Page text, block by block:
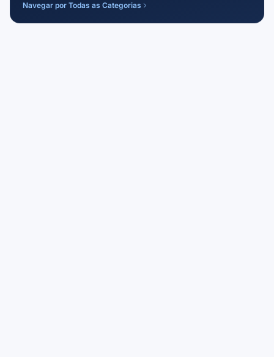
Navegar por Todas as Categorias